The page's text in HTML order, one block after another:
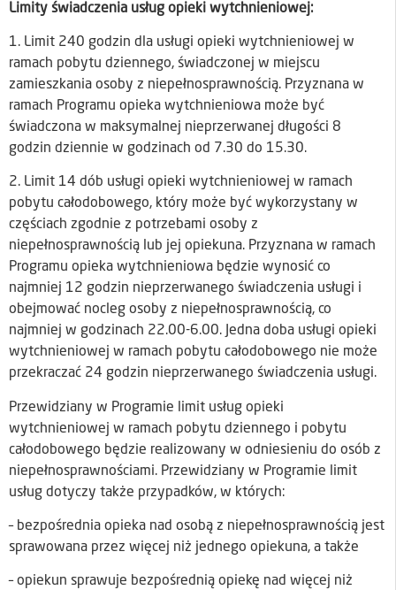
Limity świadczenia usług opieki wytchnieniowej:
1. Limit 240 godzin dla usługi opieki wytchnieniowej w
ramach pobytu dziennego, świadczonej w miejscu
zamieszkania osoby z niepełnosprawnością. Przyznana w
ramach Programu opieka wytchnieniowa może być
świadczona w maksymalnej nieprzerwanej długości 8
godzin dziennie w godzinach od 7.30 do 15.30.
2. Limit 14 dób usługi opieki wytchnieniowej w ramach
pobytu całodobowego, który może być wykorzystany w
częściach zgodnie z potrzebami osoby z
niepełnosprawnością lub jej opiekuna. Przyznana w ramach
Programu opieka wytchnieniowa będzie wynosić co
najmniej 12 godzin nieprzerwanego świadczenia usługi i
obejmować nocleg osoby z niepełnosprawnością, co
najmniej w godzinach 22.00-6.00. Jedna doba usługi opieki
wytchnieniowej w ramach pobytu całodobowego nie może
przekraczać 24 godzin nieprzerwanego świadczenia usługi.
Przewidziany w Programie limit usług opieki
wytchnieniowej w ramach pobytu dziennego i pobytu
całodobowego będzie realizowany w odniesieniu do osób z
niepełnosprawnościami. Przewidziany w Programie limit
usług dotyczy także przypadków, w których:
– bezpośrednia opieka nad osobą z niepełnosprawnością jest
sprawowana przez więcej niż jednego opiekuna, a także
– opiekun sprawuje bezpośrednią opiekę nad więcej niż